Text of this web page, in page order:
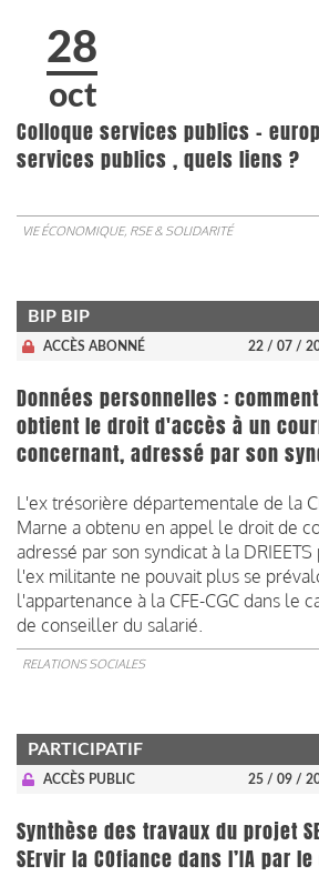
28
oct
Colloque services publics -
services publics , quels liens ?
VIE ÉCONOMIQUE, RSE & SOLIDARITÉ
BIP BIP
ACCÈS ABONNÉ 22 / 07 /
Données personnelles :
obtient le droit d'accès à un
concernant, adressé par son
L'ex trésorière départementale de la
Marne a obtenu en appel le droit de
adressé par son syndicat à la
l'ex militante ne pouvait plus se
l'appartenance à la CFE-CGC dans le
de conseiller du salarié.
RELATIONS SOCIALES
PARTICIPATIF
ACCÈS PUBLIC 25 / 09 /
Synthèse des travaux du projet
SErvir la COfiance dans l’IA par